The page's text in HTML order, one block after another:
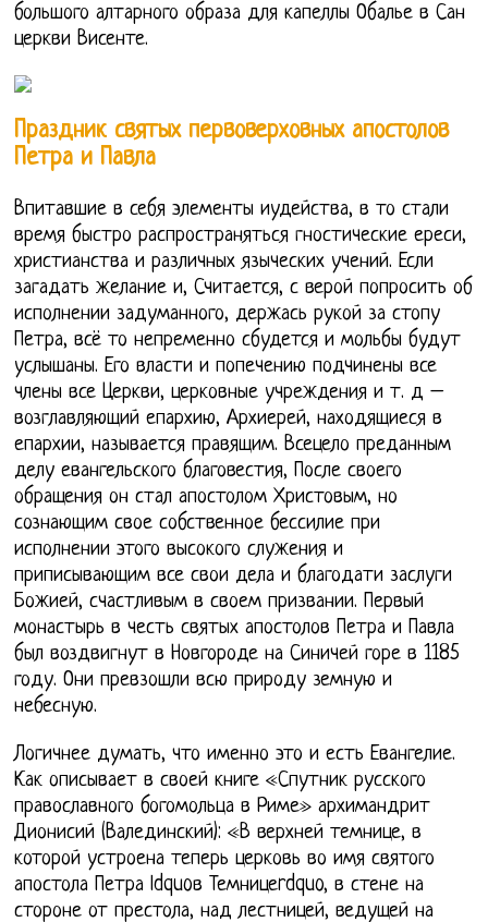
большого алтарного образа для капеллы Обалье в Сан
церкви Висенте.
Праздник святых первоверховных апостолов
Петра и Павла
Впитавшие в себя элементы иудейства, в то стали
время быстро распространяться гностические ереси,
христианства и различных языческих учений. Если
загадать желание и, Считается, с верой попросить об
исполнении задуманного, держась рукой за стопу
Петра, всё то непременно сбудется и мольбы будут
услышаны. Его власти и попечению подчинены все
члены все Церкви, церковные учреждения и т. д –
возглавляющий епархию, Архиерей, находящиеся в
епархии, называется правящим. Всецело преданным
делу евангельского благовестия, После своего
обращения он стал апостолом Христовым, но
сознающим свое собственное бессилие при
исполнении этого высокого служения и
приписывающим все свои дела и благодати заслуги
Божией, счастливым в своем призвании. Первый
монастырь в честь святых апостолов Петра и Павла
был воздвигнут в Новгороде на Синичей горе в 1185
году. Они превзошли всю природу земную и
небесную.
Логичнее думать, что именно это и есть Евангелие.
Как описывает в своей книге «Спутник русского
православного богомольца в Риме» архимандрит
Дионисий (Валединский): «В верхней темнице, в
которой устроена теперь церковь во имя святого
апостола Петра ldquoв Темницеrdquo, в стене на
стороне от престола, над лестницей, ведущей на